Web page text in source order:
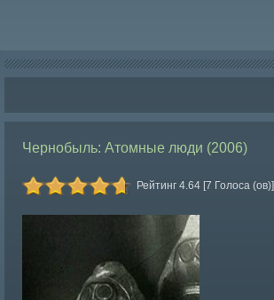
Чернобыль: Атомные люди (2006)
Рейтинг 4.64 [7 Голоса (ов)]